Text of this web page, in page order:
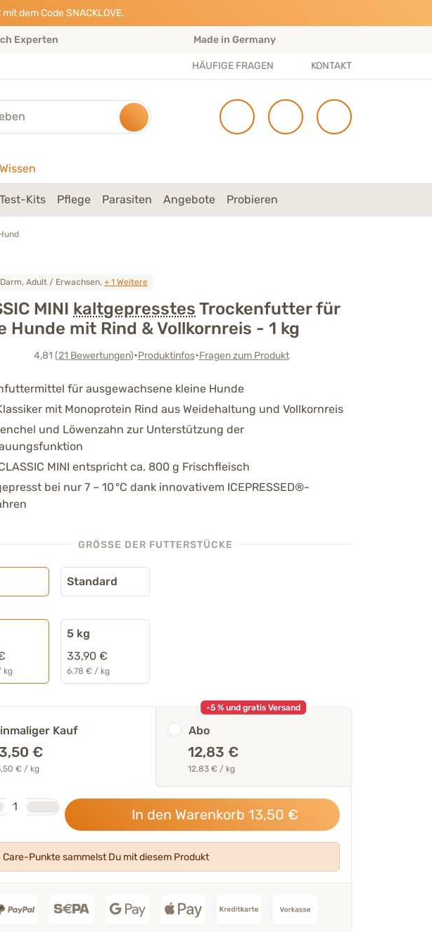
dem Code SNACKLOVE.
Experten Made in Germany
HÄUFIGE FRAGEN KONTAKT
Test-Kits Pflege Parasiten Angebote Probieren
Adult / Erwachsen, + 1 Weitere
MINI kaltgepresstes Trockenfutter für
Hunde mit Rind & Vollkornreis - 1 kg
4,81 (21 Bewertungen)•Produktinfos•Fragen zum Produkt
vertragen dieses Futter gut oder sehr
100 % der Käufer empfehlen
Geprüfte
für ausgewachsene kleine Hunde
mit Monoprotein Rind aus Weidehaltung und Vollkornreis
und Löwenzahn zur Unterstützung der
MINI entspricht ca. 800 g Frischfleisch
bei nur 7 – 10 °C dank innovativem ICEPRESSED®-
GRÖSSE DER FUTTERSTÜCKE
Standard
kg
5 kg
33,90 €
6.78 € / kg
Kauf
€
€ / kg
-5 % und gratis Versand
Abo
12,83 €
12,83 € / kg
Anzahl
In den Warenkorb 13,50 €
Care-Punkte sammelst Du mit diesem Produkt